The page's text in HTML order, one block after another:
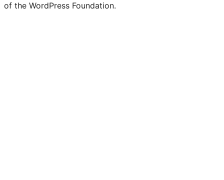
of the WordPress Foundation.